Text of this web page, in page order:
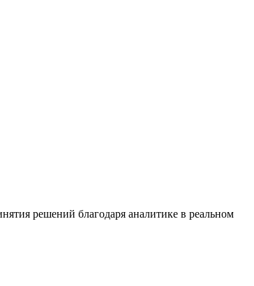
решений благодаря аналитике в реальном